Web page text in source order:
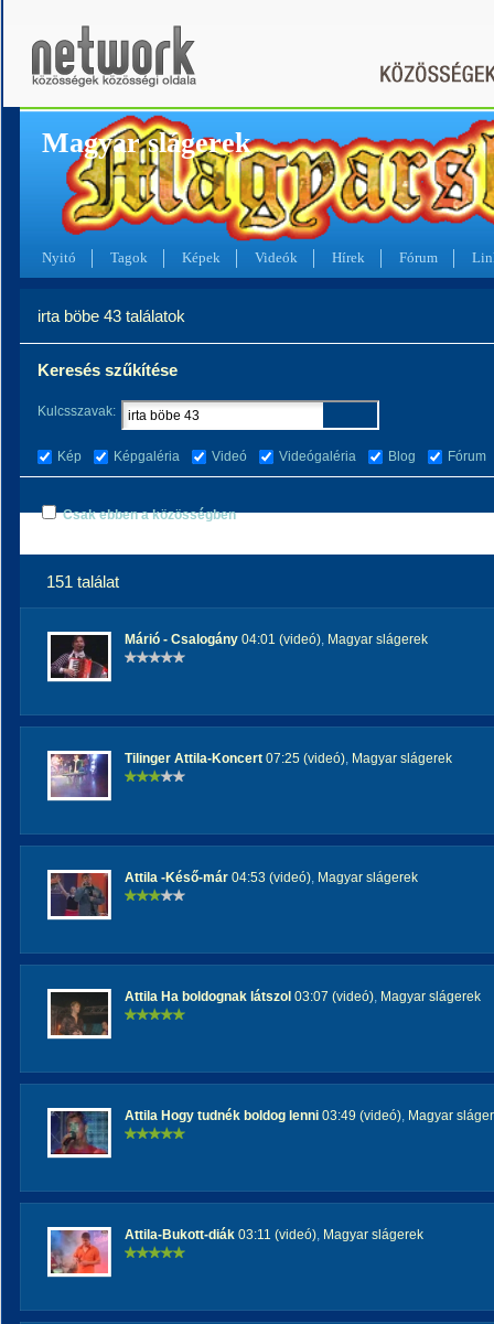
Magyar slágerek
Nyitó Tagok Képek Videók Hírek Fórum
irta böbe 43 találatok
Keresés szűkítése
Kulcsszavak:
Kép Képgaléria Videó Videógaléria Blog Fórum
Csak ebben a közösségben
151 találat
Márió - Csalogány 04:01 (videó), Magyar slágerek
Tilinger Attila-Koncert 07:25 (videó), Magyar slágerek
Attila -Késő-már 04:53 (videó), Magyar slágerek
Attila Ha boldognak látszol 03:07 (videó), Magyar slágerek
Attila Hogy tudnék boldog lenni 03:49 (videó), Magyar
Attila-Bukott-diák 03:11 (videó), Magyar slágerek